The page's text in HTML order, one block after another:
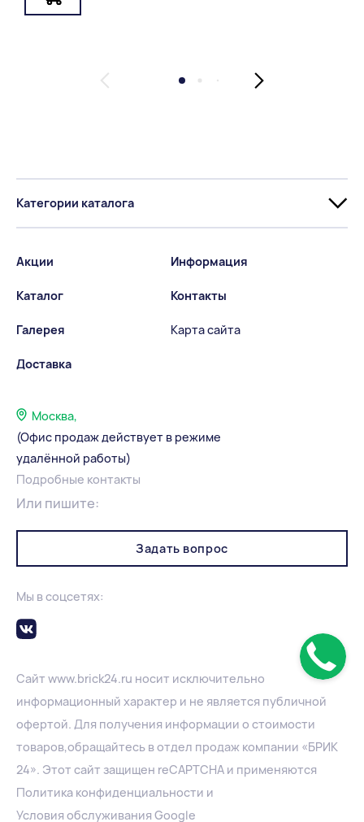
Категории каталога
Акции
Каталог
Галерея
Доставка
Информация
Контакты
Карта сайта
Москва,
(Офис продаж действует в режиме
удалённой работы)
Подробные контакты
Или пишите:
Задать вопрос
Мы в соцсетях:
Сайт www.brick24.ru носит исключительно
информационный характер и не является публичной
офертой. Для получения информации о стоимости
товаров,обращайтесь в отдел продаж компании «БРИК
24». Этот сайт защищен reCAPTCHA и применяются
Политика конфиденциальности и
Условия обслуживания Google